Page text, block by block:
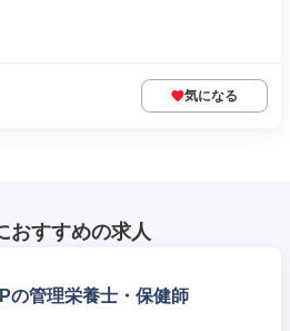
気になる
おすすめの求人
の管理栄養士・保健師